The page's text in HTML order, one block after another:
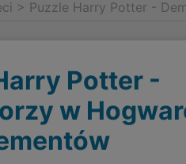
> Puzzle Harry Potter -
Potter -
w